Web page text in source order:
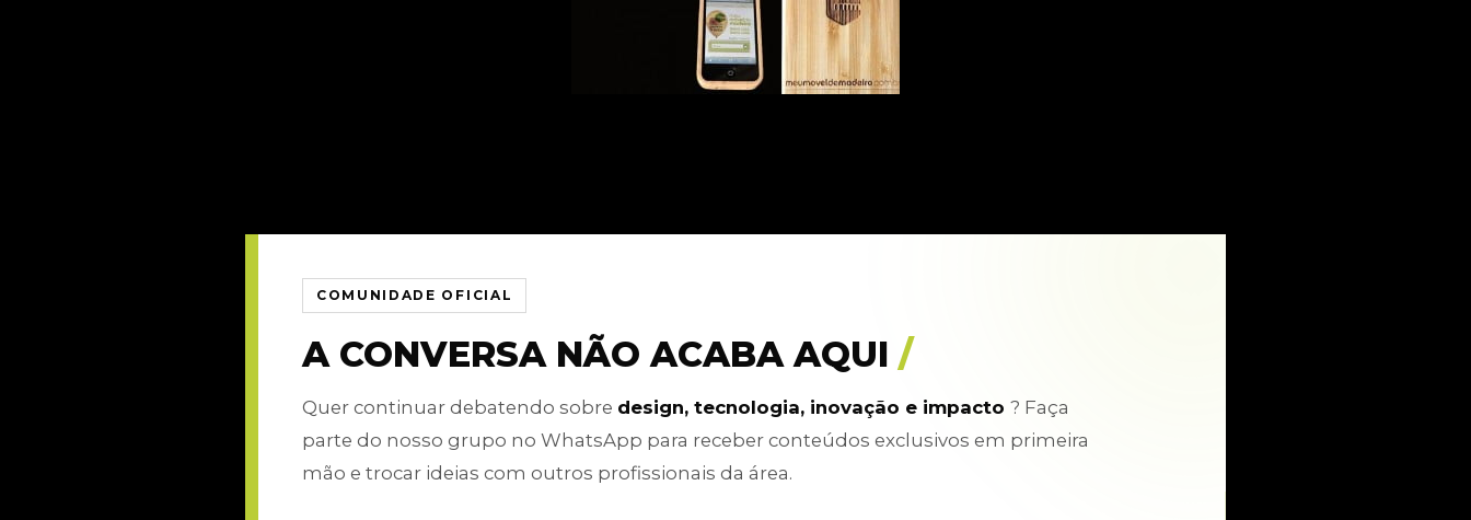
COMUNIDADE OFICIAL
A CONVERSA NÃO ACABA AQUI /
Quer continuar debatendo sobre design, tecnologia, inovação e impacto ? Faça
parte do nosso grupo no WhatsApp para receber conteúdos exclusivos em primeira
mão e trocar ideias com outros profissionais da área.